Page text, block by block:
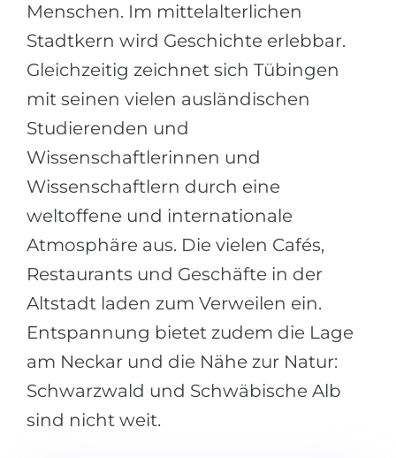
Menschen. Im mittelalterlichen
Stadtkern wird Geschichte erlebbar.
Gleichzeitig zeichnet sich Tübingen
mit seinen vielen ausländischen
Studierenden und
Wissenschaftlerinnen und
Wissenschaftlern durch eine
weltoffene und internationale
Atmosphäre aus. Die vielen Cafés,
Restaurants und Geschäfte in der
Altstadt laden zum Verweilen ein.
Entspannung bietet zudem die Lage
am Neckar und die Nähe zur Natur:
Schwarzwald und Schwäbische Alb
sind nicht weit.